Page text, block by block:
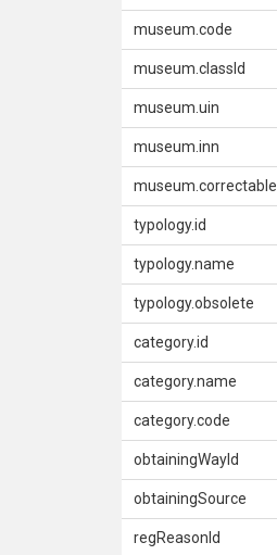
museum.code
museum.classId
museum.uin
museum.inn
museum.correctable
typology.id
typology.name
typology.obsolete
category.id
category.name
category.code
obtainingWayId
obtainingSource
regReasonId